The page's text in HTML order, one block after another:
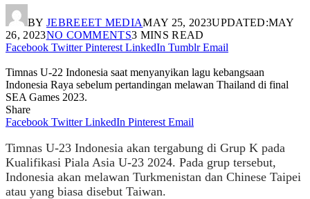
BY JEBREEET MEDIAMAY 25, 2023UPDATED:MAY
26, 2023NO COMMENTS3 MINS READ
Facebook Twitter Pinterest LinkedIn Tumblr Email
Timnas U-22 Indonesia saat menyanyikan lagu kebangsaan
Indonesia Raya sebelum pertandingan melawan Thailand di final
SEA Games 2023.
Share
Facebook Twitter LinkedIn Pinterest Email
Timnas U-23 Indonesia akan tergabung di Grup K pada
Kualifikasi Piala Asia U-23 2024. Pada grup tersebut,
Indonesia akan melawan Turkmenistan dan Chinese Taipei
atau yang biasa disebut Taiwan.